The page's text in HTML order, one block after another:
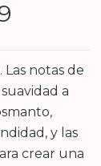
notas de
a
y las
crear una